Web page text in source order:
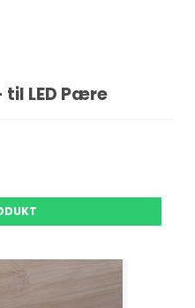
LED Pære